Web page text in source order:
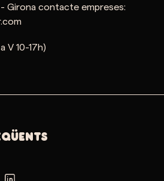
Girona contacte empreses:
V 10-17h)